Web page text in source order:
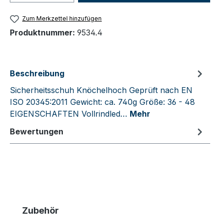
Zum Merkzettel hinzufügen
Produktnummer: 9534.4
Beschreibung
Sicherheitsschuh Knöchelhoch Geprüft nach EN
ISO 20345:2011 Gewicht: ca. 740g Größe: 36 - 48
EIGENSCHAFTEN Vollrindled… Mehr
Bewertungen
Produktgalerie überspringen
Zubehör